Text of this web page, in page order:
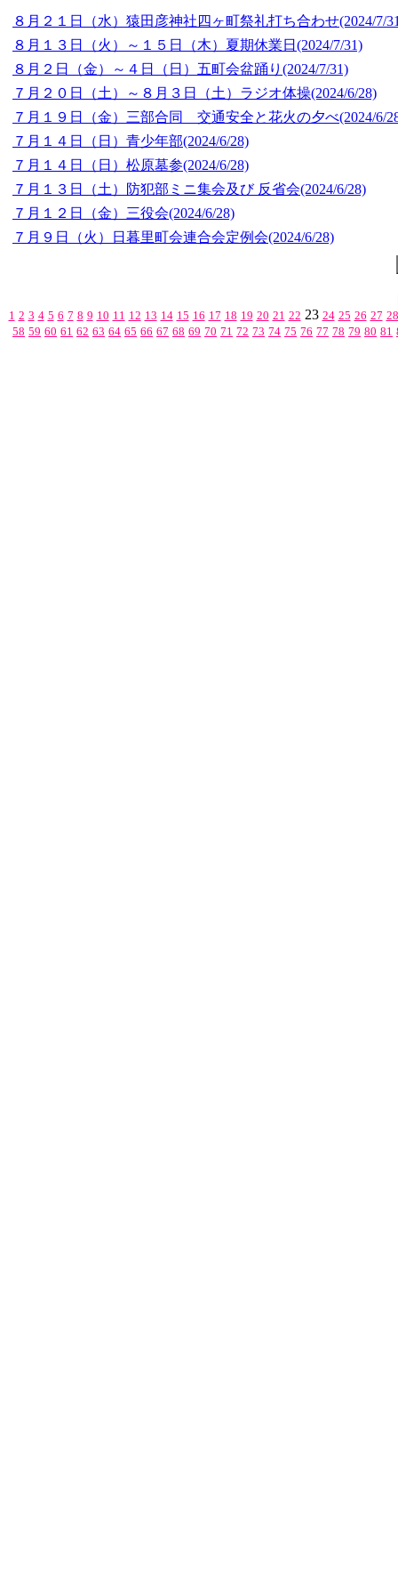
８月２１日（水）猿田彦神社四ヶ町祭礼打ち合わせ(2024/7/
８月１３日（火）～１５日（木）夏期休業日 (2024/7/31)
８月２日（金）～４日（日）五町会盆踊り (2024/7/31)
７月２０日（土）～８月３日（土）ラジオ体操(2024/6/28)
７月１９日（金）三部合同 交通安全と花火の夕べ(2024/6/
７月１４日（日）青少年部(2024/6/28)
７月１４日（日）松原墓参(2024/6/28)
７月１３日（土）防犯部ミニ集会及び 反省会(2024/6/28)
７月１２日（金）三役会(2024/6/28)
７月９日（火）日暮里町会連合会定例会(2024/6/28)
1 2 3 4 5 6 7 8 9 10 11 12 13 14 15 16 17 18 19 20 21 22 23 24 25 26 27 28
58 59 60 61 62 63 64 65 66 67 68 69 70 71 72 73 74 75 76 77 78 79 80 81